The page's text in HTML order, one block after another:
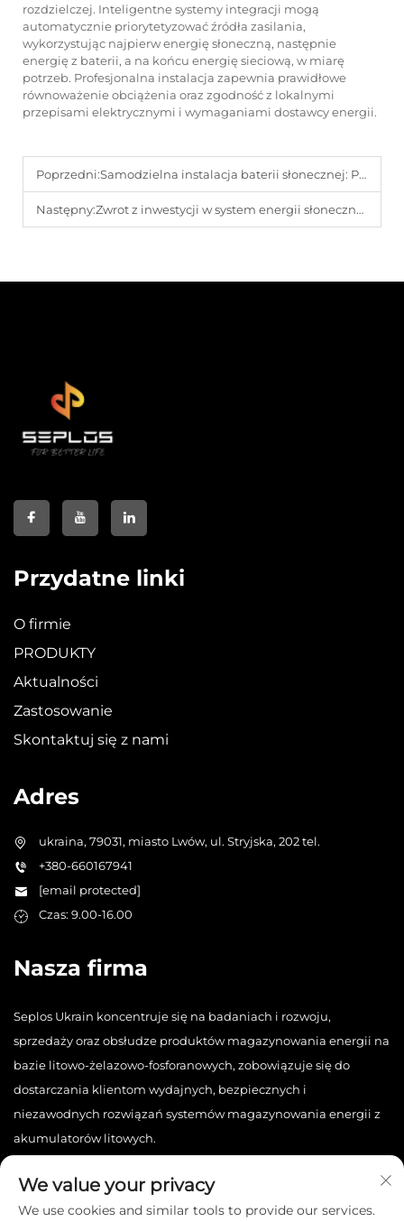
rozdzielczej. Inteligentne systemy integracji mogą
automatycznie priorytetyzować źródła zasilania,
wykorzystując najpierw energię słoneczną, następnie
energię z baterii, a na końcu energię sieciową, w miarę
potrzeb. Profesjonalna instalacja zapewnia prawidłowe
równoważenie obciążenia oraz zgodność z lokalnymi
przepisami elektrycznymi i wymaganiami dostawcy energii.
Poprzedni:Samodzielna instalacja baterii słonecznej: Przewodnik krok po kroku
Następny:Zwrot z inwestycji w system energii słonecznej: czego można się spodziewać
Przydatne linki
O firmie
PRODUKTY
Aktualności
Zastosowanie
Skontaktuj się z nami
Adres
ukraina, 79031, miasto Lwów, ul. Stryjska, 202 tel.
+380-660167941
[email protected]
Czas: 9.00-16.00
Nasza firma
Seplos Ukrain koncentruje się na badaniach i rozwoju,
sprzedaży oraz obsłudze produktów magazynowania energii na
bazie litowo-żelazowo-fosforanowych, zobowiązuje się do
dostarczania klientom wydajnych, bezpiecznych i
niezawodnych rozwiązań systemów magazynowania energii z
akumulatorów litowych.
We value your privacy
We use cookies and similar tools to provide our services.